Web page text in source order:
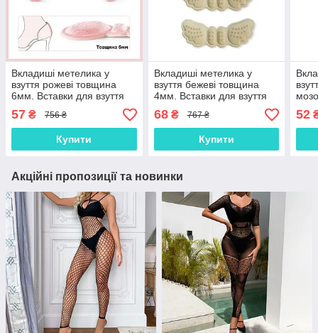
Вкладиші метелика у
взуття рожеві товщина
6мм. Вставки для взуття
мозолів, натоптишів.
57 ₴ 756 ₴
Купити
Вкладиші метелика у
взуття бежеві товщина
4мм. Вставки для взуття
мозолів, натоптишів.
68₴ 767 ₴
Купити
52
Акційні пропозиції та новинки